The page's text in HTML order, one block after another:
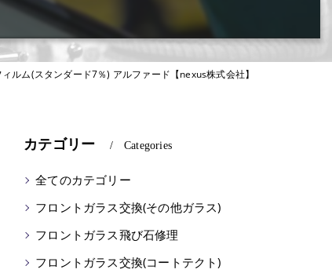
ルム(スタンダード7％) アルファード【nexus株式会社】
カテゴリー Categories
全てのカテゴリー
フロントガラス交換(その他ガラス)
フロントガラス飛び石修理
フロントガラス交換(コートテクト)